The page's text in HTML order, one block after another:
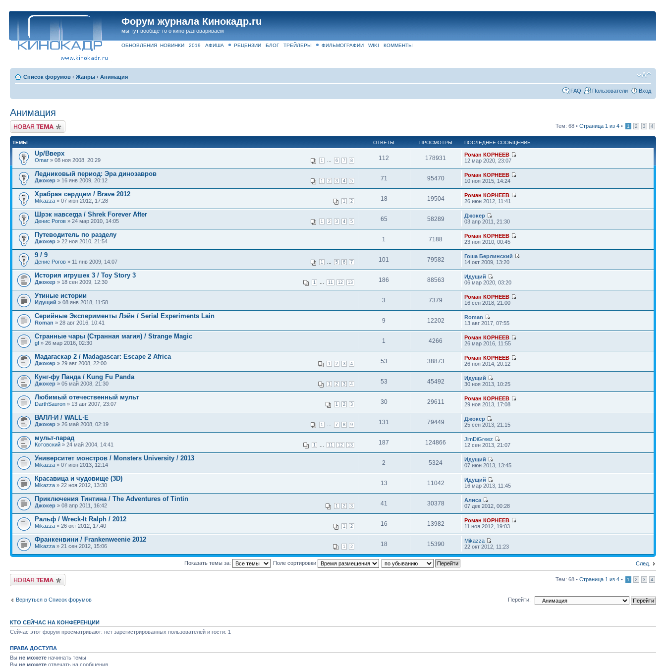
Форум журнала Кинокадр.ru
мы тут вообще-то о кино разговариваем
ОБНОВЛЕНИЯ НОВИНКИ 2019 АФИША РЕЦЕНЗИИ БЛОГ ТРЕЙЛЕРЫ ФИЛЬМОГРАФИИ WIKI КОММЕНТЫ
Список форумов ‹ Жанры ‹ Анимация
FAQ Пользователи Вход
Анимация
Новая тема Тем: 68 • Страница 1 из 4 • 1 2 3 4
ТЕМЫ ОТВЕТЫ ПРОСМОТРЫ ПОСЛЕДНЕЕ СООБЩЕНИЕ
Up/Вверх
1 6 7 8
Omar » 08 ноя 2008, 20:29 112 178931
Роман КОРНЕЕВ
12 мар 2020, 23:07
Ледниковый период: Эра динозавров
1 2 3 4 5
Джокер » 16 янв 2009, 20:12 71 95470
Роман КОРНЕЕВ
10 ноя 2015, 14:24
Храбрая сердцем / Brave 2012
1 2
Mikazza » 07 июн 2012, 17:28 18 19504
Роман КОРНЕЕВ
26 июн 2012, 11:41
Шрэк навсегда / Shrek Forever After
1 2 3 4 5
Денис Рогов » 24 мар 2010, 14:05 65 58289
Джокер
03 апр 2011, 21:30
Путеводитель по разделу
Джокер » 22 ноя 2010, 21:54 1 7188
Роман КОРНЕЕВ
23 ноя 2010, 00:45
9 / 9
1 5 6 7
Денис Рогов » 11 янв 2009, 14:07 101 79582
Гоша Берлинский
14 окт 2009, 13:20
История игрушек 3 / Toy Story 3
1 11 12 13
Джокер » 18 сен 2009, 12:30 186 88563
Идущий
06 мар 2020, 03:20
Утиные истории
Идущий » 08 янв 2018, 11:58 3 7379
Роман КОРНЕЕВ
16 сен 2018, 21:00
Серийные Эксперименты Лэйн / Serial Experiments Lain
Roman » 28 авг 2016, 10:41 9 12202
Roman
13 авг 2017, 07:55
Странные чары (Странная магия) / Strange Magic
gf » 26 мар 2016, 02:30 1 4266
Роман КОРНЕЕВ
26 мар 2016, 11:55
Мадагаскар 2 / Madagascar: Escape 2 Africa
1 2 3 4
Джокер » 29 авг 2008, 22:00 53 38873
Роман КОРНЕЕВ
26 ноя 2014, 20:12
Кунг-фу Панда / Kung Fu Panda
1 2 3 4
Джокер » 05 май 2008, 21:30 53 45492
Идущий
30 ноя 2013, 10:25
Любимый отечественный мульт
1 2 3
DarthSauron » 13 авг 2007, 23:07 30 29611
Роман КОРНЕЕВ
29 ноя 2013, 17:08
ВАЛЛ·И / WALL·E
1 7 8 9
Джокер » 26 май 2008, 02:19 131 79449
Джокер
25 сен 2013, 21:15
мульт-парад
1 11 12 13
Котовский » 24 май 2004, 14:41 187 124866
JimDiGreez
12 сен 2013, 21:07
Университет монстров / Monsters University / 2013
Mikazza » 07 июн 2013, 12:14 2 5324
Идущий
07 июн 2013, 13:45
Красавица и чудовище (3D)
Mikazza » 22 ноя 2012, 13:30 13 11042
Идущий
16 мар 2013, 11:45
Приключения Тинтина / The Adventures of Tintin
1 2 3
Джокер » 08 апр 2011, 16:42 41 30378
Алиса
07 дек 2012, 00:28
Ральф / Wreck-It Ralph / 2012
1 2
Mikazza » 26 окт 2012, 17:40 16 13982
Роман КОРНЕЕВ
11 ноя 2012, 19:03
Франкенвини / Frankenweenie 2012
1 2
Mikazza » 21 сен 2012, 15:06 18 15390
Mikazza
22 окт 2012, 11:23
След.
Показать темы за: Поле сортировки
Новая тема Тем: 68 • Страница 1 из 4 • 1 2 3 4
Вернуться в Список форумов Перейти:
КТО СЕЙЧАС НА КОНФЕРЕНЦИИ
Сейчас этот форум просматривают: нет зарегистрированных пользователей и гости: 1
ПРАВА ДОСТУПА
Вы не можете начинать темы
Вы не можете отвечать на сообщения